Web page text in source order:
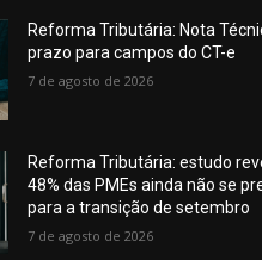
Reforma Tributária: Nota
prazo para campos do CT-e
7 de agosto de 2026
Reforma Tributária: estudo
48% das PMEs ainda não se
para a transição de setembro
7 de agosto de 2026